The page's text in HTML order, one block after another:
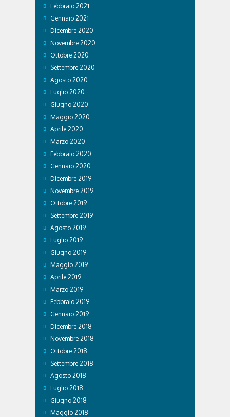
Febbraio 2021
Gennaio 2021
Dicembre 2020
Novembre 2020
Ottobre 2020
Settembre 2020
Agosto 2020
Luglio 2020
Giugno 2020
Maggio 2020
Aprile 2020
Marzo 2020
Febbraio 2020
Gennaio 2020
Dicembre 2019
Novembre 2019
Ottobre 2019
Settembre 2019
Agosto 2019
Luglio 2019
Giugno 2019
Maggio 2019
Aprile 2019
Marzo 2019
Febbraio 2019
Gennaio 2019
Dicembre 2018
Novembre 2018
Ottobre 2018
Settembre 2018
Agosto 2018
Luglio 2018
Giugno 2018
Maggio 2018